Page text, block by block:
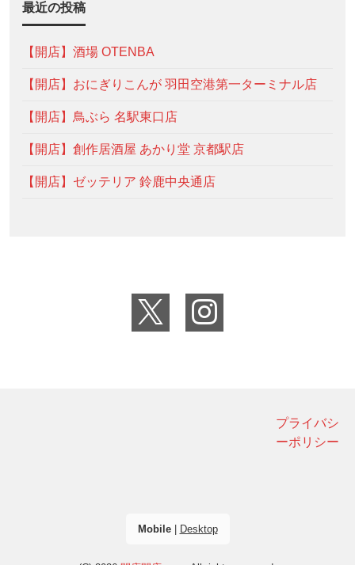
最近の投稿
【開店】酒場 OTENBA
【開店】おにぎりこんが 羽田空港第一ターミナル店
【開店】鳥ぶら 名駅東口店
【開店】創作居酒屋 あかり堂 京都駅店
【開店】ゼッテリア 鈴鹿中央通店
プライバシ
ーポリシー
Mobile| Desktop